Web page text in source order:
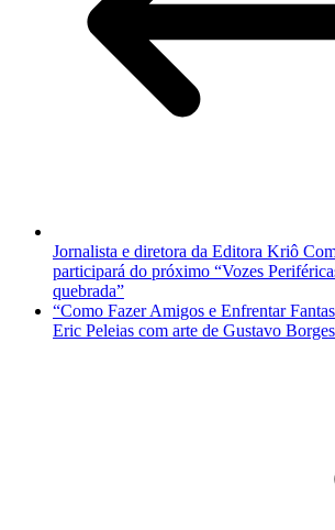
Jornalista e diretora da Editora Kriô
participará do próximo “Vozes
quebrada”
“Como Fazer Amigos e Enfrentar
Eric Peleias com arte de Gustavo